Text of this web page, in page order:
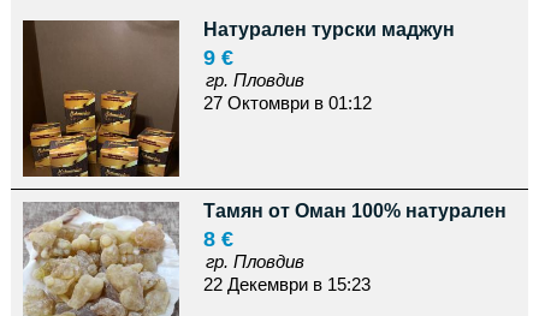
Натурален турски маджун
9 €
гр. Пловдив
27 Октомври в 01:12
Тамян от Оман 100% натурален
8 €
гр. Пловдив
22 Декември в 15:23